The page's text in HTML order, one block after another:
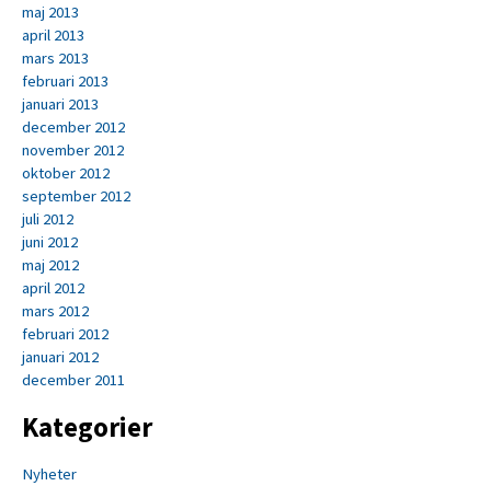
maj 2013
april 2013
mars 2013
februari 2013
januari 2013
december 2012
november 2012
oktober 2012
september 2012
juli 2012
juni 2012
maj 2012
april 2012
mars 2012
februari 2012
januari 2012
december 2011
Kategorier
Nyheter